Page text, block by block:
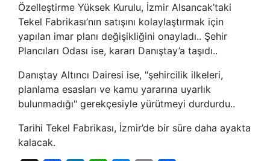
Özelleştirme Yüksek Kurulu, İzmir Alsancak’taki
Tekel Fabrikası’nın satışını kolaylaştırmak için
yapılan imar planı değişikliğini onayladı.. Şehir
Plancıları Odası ise, kararı Danıştay’a taşıdı..
Danıştay Altıncı Dairesi ise, "şehircilik ilkeleri,
planlama esasları ve kamu yararına uyarlık
bulunmadığı" gerekçesiyle yürütmeyi durdurdu..
Tarihi Tekel Fabrikası, İzmir’de bir süre daha ayakta
kalacak.